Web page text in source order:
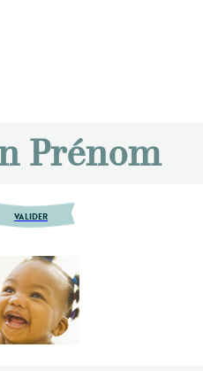
Prénom
VALIDER